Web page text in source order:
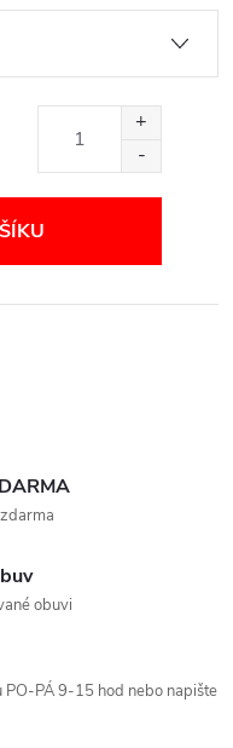
obuvi
PO-PÁ 9-15 hod nebo napište